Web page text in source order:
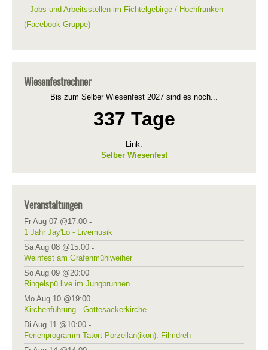
Jobs und Arbeitsstellen im Fichtelgebirge / Hochfranken
(Facebook-Gruppe)
Wiesenfestrechner
Bis zum Selber Wiesenfest 2027 sind es noch...
337 Tage
Link:
Selber Wiesenfest
Veranstaltungen
Fr Aug 07 @17:00 -
1 Jahr Jay'Lo - Livemusik
Sa Aug 08 @15:00 -
Weinfest am Grafenmühlweiher
So Aug 09 @20:00 -
Ringelspü live im Jungbrunnen
Mo Aug 10 @19:00 -
Kirchenführung - Gottesackerkirche
Di Aug 11 @10:00 -
Ferienprogramm Tatort Porzellan(ikon): Filmdreh